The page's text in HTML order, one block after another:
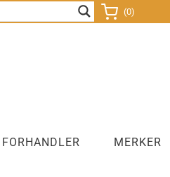
(0)
MERKER